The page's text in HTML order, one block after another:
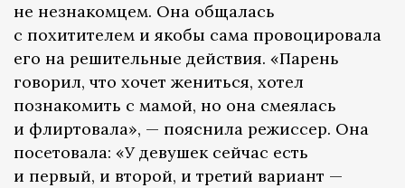
не незнакомцем. Она общалась
с похитителем и якобы сама провоцировала
его на решительные действия. «Парень
говорил, что хочет жениться, хотел
познакомить с мамой, но она смеялась
и флиртовала», — пояснила режиссер. Она
посетовала: «У девушек сейчас есть
и первый, и второй, и третий вариант —